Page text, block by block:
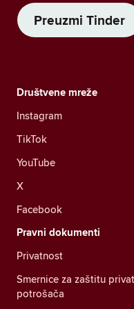
Preuzmi Tinder
Društvene mreže
Instagram
TikTok
YouTube
X
Facebook
Pravni dokumenti
Privatnost
Smernice za zaštitu
potrošača